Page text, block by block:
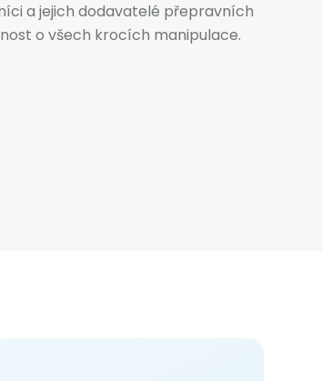
a jejich dodavatelé přepravních
o všech krocích manipulace.